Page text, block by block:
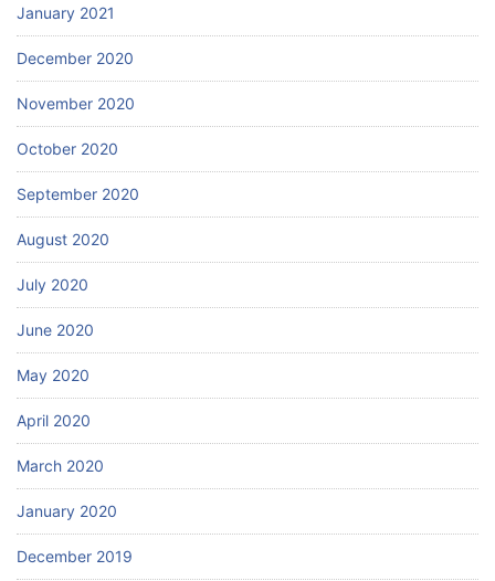
January 2021
December 2020
November 2020
October 2020
September 2020
August 2020
July 2020
June 2020
May 2020
April 2020
March 2020
January 2020
December 2019